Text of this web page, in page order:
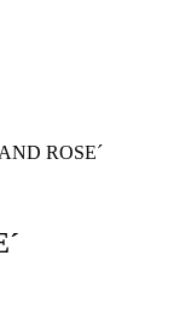
ROSE´